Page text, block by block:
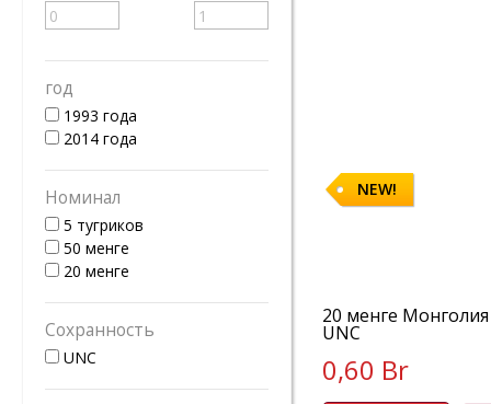
год
1993 года
2014 года
Номинал
5 тугриков
50 менге
20 менге
Сохранность
UNC
NEW!
20 менге Монголия
UNC
0,60 Br